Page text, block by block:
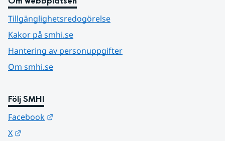
Tillgänglighetsredogörelse
Kakor på smhi.se
Hantering av personuppgifter
Om smhi.se
Följ SMHI
Facebook
X